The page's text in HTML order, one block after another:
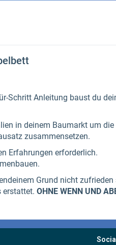
Social